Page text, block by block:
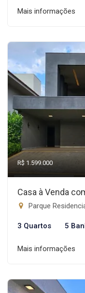
Mais informações
R$ 1.599.000
Casa à Venda
Parque Residencial
3 Quartos 5
Mais informações